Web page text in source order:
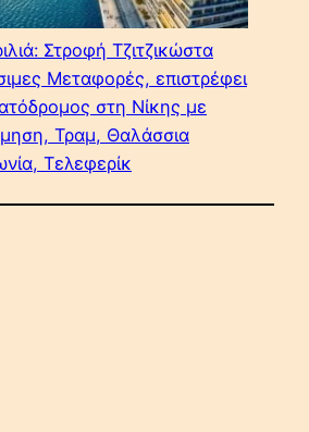
Στροφή Τζιτζικώστα
Μεταφορές, επιστρέφει
στη Νίκης με
Τραμ, Θαλάσσια
Τελεφερίκ